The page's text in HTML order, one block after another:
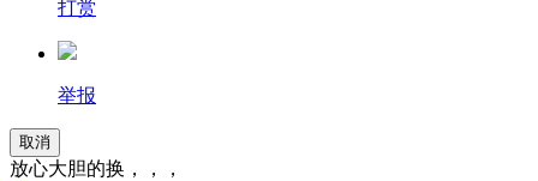
打赏
举报
取消
放心大胆的换，，，